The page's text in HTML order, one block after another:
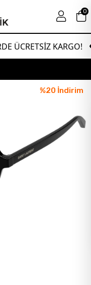
KARGO!
0
%20 İndirim